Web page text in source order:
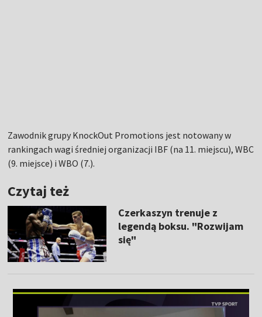
Zawodnik grupy KnockOut Promotions jest notowany w
rankingach wagi średniej organizacji IBF (na 11. miejscu), WBC
(9. miejsce) i WBO (7.).
Czytaj też
Czerkaszyn trenuje z
legendą boksu. "Rozwijam
się"